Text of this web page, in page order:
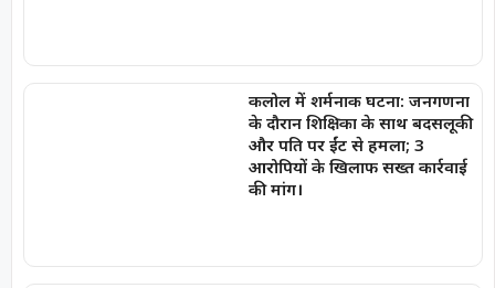
कलोल में शर्मनाक घटना: जनगणना
के दौरान शिक्षिका के साथ बदसलूकी
और पति पर ईंट से हमला; 3
आरोपियों के खिलाफ सख्त कार्रवाई
की मांग।